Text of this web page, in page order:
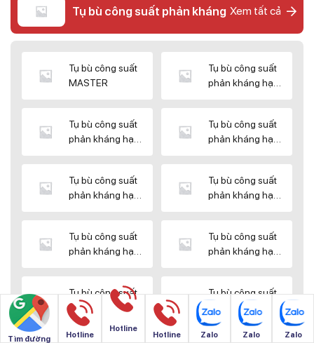
Tụ bù công suất phản kháng Xem tất cả
Tụ bù công suất
MASTER
Tụ bù công suất
phản kháng hạ
Tụ bù công suất
phản kháng hạ
Tụ bù công suất
phản kháng hạ
Tụ bù công suất
phản kháng hạ
Tụ bù công suất
phản kháng hạ
Tụ bù công suất
phản kháng hạ
Tụ bù công suất
phản kháng hạ
Tụ bù công suất
phản kháng hạ
thế SHIZUKI
Tụ bù công suất
phản kháng hạ
thế SINO
Tìm đường Hotline
Hotline
Hotline Zalo Zalo Zalo